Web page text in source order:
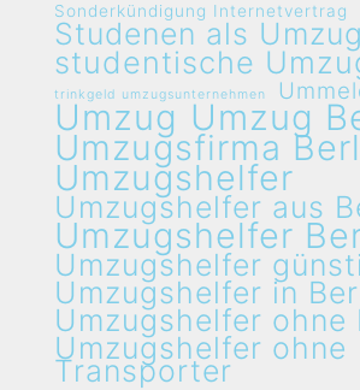
Sonderkündigung Internetvertrag
Studenen als
studentische
trinkgeld umzugsunternehmen
Umzug Umzug
Umzugsfirma
Umzugshelfer
Umzugshelfer aus
Umzugshelfer
Umzugshelfer
Umzugshelfer in
Umzugshelfer ohne
Umzugshelfer ohne
Transporter